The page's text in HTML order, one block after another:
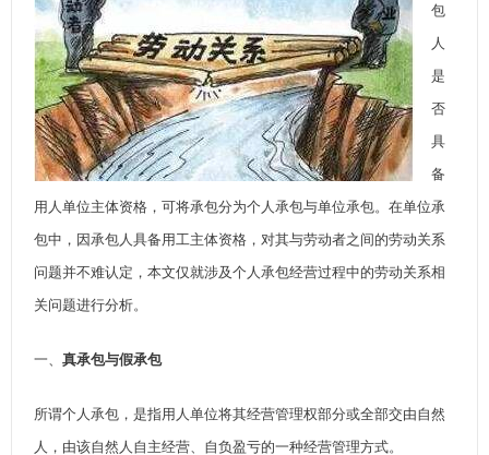
包
人
是
否
具
备
用人单位主体资格，可将承包分为个人承包与单位承包。在单位承
包中，因承包人具备用工主体资格，对其与劳动者之间的劳动关系
问题并不难认定，本文仅就涉及个人承包经营过程中的劳动关系相
关问题进行分析。
一、 真承包与假承包
所谓个人承包，是指用人单位将其经营管理权部分或全部交由自然
人，由该自然人自主经营、自负盈亏的一种经营管理方式。